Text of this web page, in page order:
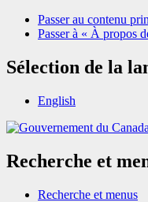
Passer au contenu
Passer à « À propos
Sélection de la
English
Recherche et
Recherche et menus